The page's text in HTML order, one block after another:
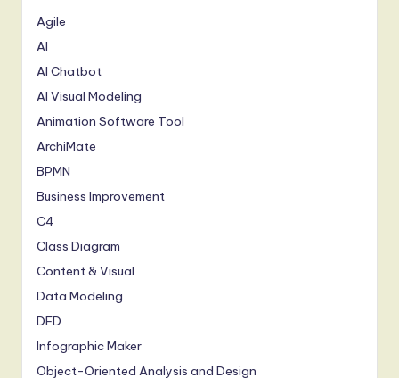
Agile
AI
AI Chatbot
AI Visual Modeling
Animation Software Tool
ArchiMate
BPMN
Business Improvement
C4
Class Diagram
Content & Visual
Data Modeling
DFD
Infographic Maker
Object-Oriented Analysis and Design